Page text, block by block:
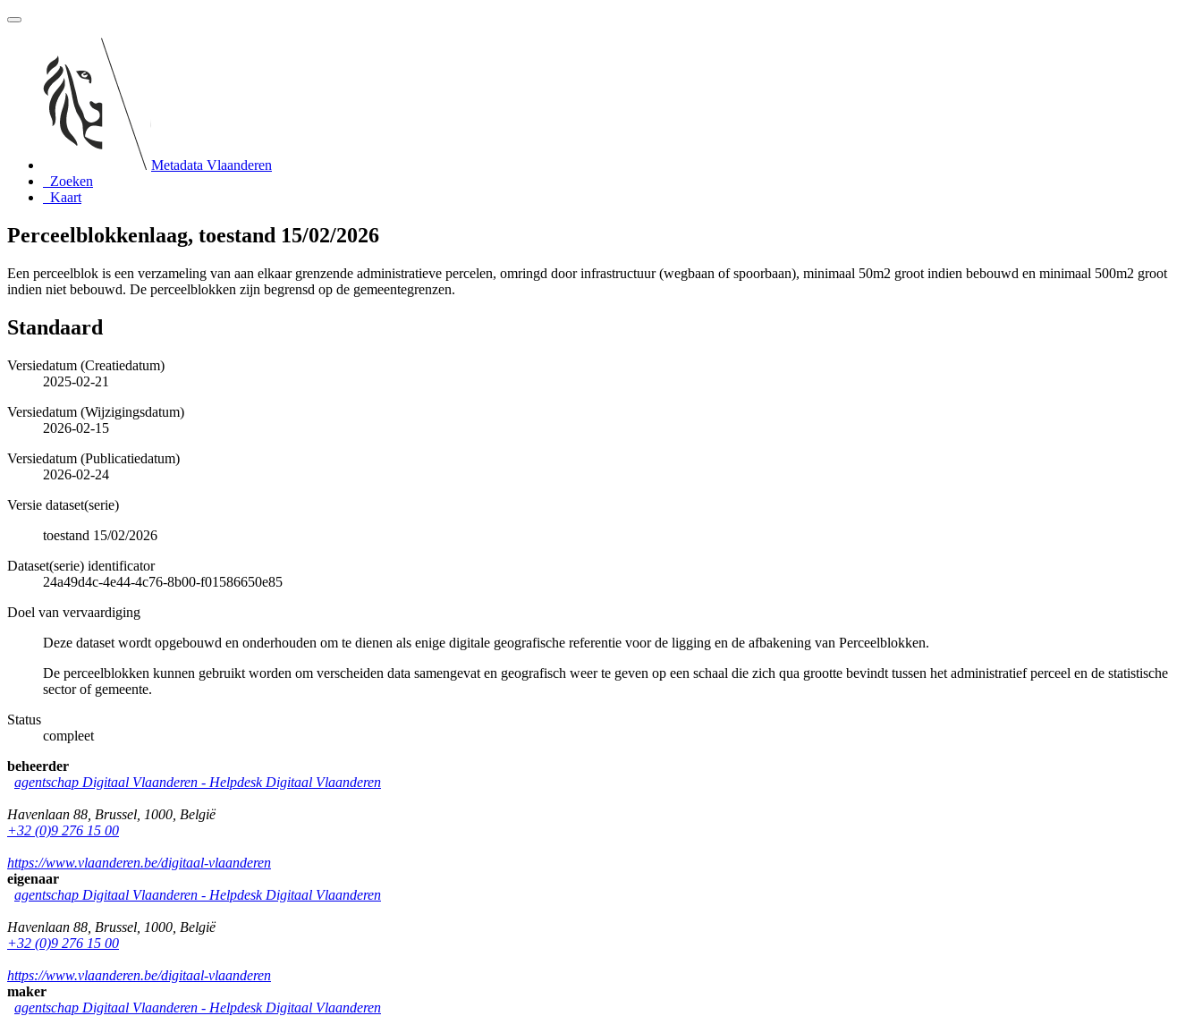
Metadata Vlaanderen
Zoeken
Kaart
Perceelblokkenlaag, toestand 15/02/2026
Een perceelblok is een verzameling van aan elkaar grenzende administratieve percelen, omringd door infrastructuur (wegbaan of spoorbaan), minimaal 50m2 groot indien bebouwd en minimaal 500m2 groot
indien niet bebouwd. De perceelblokken zijn begrensd op de gemeentegrenzen.
Standaard
Versiedatum (Creatiedatum)
2025-02-21
Versiedatum (Wijzigingsdatum)
2026-02-15
Versiedatum (Publicatiedatum)
2026-02-24
Versie dataset(serie)
toestand 15/02/2026
Dataset(serie) identificator
24a49d4c-4e44-4c76-8b00-f01586650e85
Doel van vervaardiging
Deze dataset wordt opgebouwd en onderhouden om te dienen als enige digitale geografische referentie voor de ligging en de afbakening van Perceelblokken.
De perceelblokken kunnen gebruikt worden om verscheiden data samengevat en geografisch weer te geven op een schaal die zich qua grootte bevindt tussen het administratief perceel en de statistische
sector of gemeente.
Status
compleet
beheerder
agentschap Digitaal Vlaanderen - Helpdesk Digitaal Vlaanderen
Havenlaan 88 Brussel 1000 België
+32 (0)9 276 15 00
https://www.vlaanderen.be/digitaal-vlaanderen
eigenaar
agentschap Digitaal Vlaanderen - Helpdesk Digitaal Vlaanderen
Havenlaan 88 Brussel 1000 België
+32 (0)9 276 15 00
https://www.vlaanderen.be/digitaal-vlaanderen
maker
agentschap Digitaal Vlaanderen - Helpdesk Digitaal Vlaanderen